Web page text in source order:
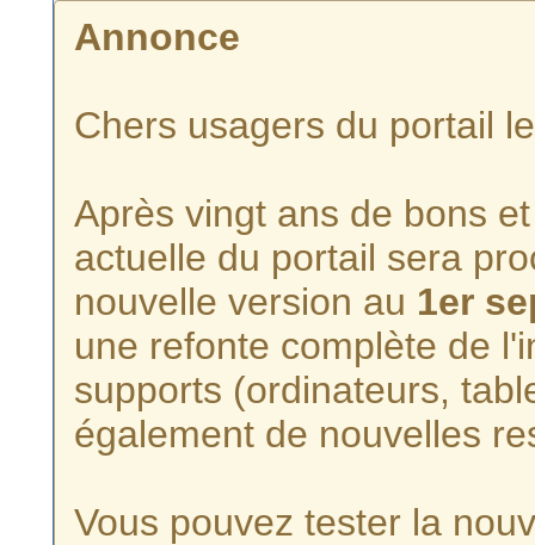
Annonce
Chers usagers du portail
Après vingt ans de bons
actuelle du portail sera
nouvelle version au 1er
une refonte complète de
supports (ordinateurs,
également de nouvelles
Vous pouvez tester la